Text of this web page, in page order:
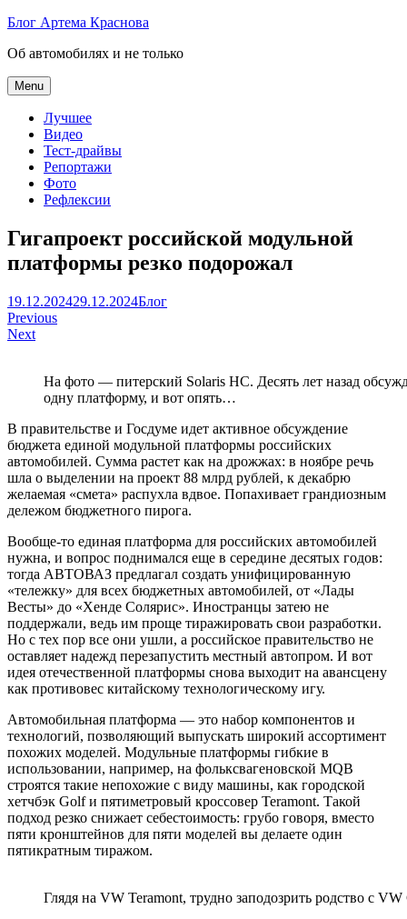
Skip
content
Блог Артема Краснова
Об автомобилях и не только
Menu
Лучшее
Видео
Тест-драйвы
Репортажи
Фото
Рефлексии
Гигапроект российской модульной
платформы резко подорожал
Артем
Краснов
19.12.202429.12.2024Блог
Навигация
по
Previous
Next
На фото — питерский Solaris HC. Десять лет назад
одну платформу, и вот опять…
В правительстве и Госдуме идет активное обсуждение
бюджета единой модульной платформы российских
автомобилей. Сумма растет как на дрожжах: в ноябре речь
шла о выделении на проект 88 млрд рублей, к декабрю
желаемая «смета» распухла вдвое. Попахивает грандиозным
дележом бюджетного пирога.
Вообще-то единая платформа для российских автомобилей
нужна, и вопрос поднимался еще в середине десятых годов:
тогда АВТОВАЗ предлагал создать унифицированную
«тележку» для всех бюджетных автомобилей, от «Лады
Весты» до «Хенде Солярис». Иностранцы затею не
поддержали, ведь им проще тиражировать свои разработки.
Но с тех пор все они ушли, а российское правительство не
оставляет надежд перезапустить местный автопром. И вот
идея отечественной платформы снова выходит на авансцену
как противовес китайскому технологическому игу.
Автомобильная платформа — это набор компонентов и
технологий, позволяющий выпускать широкий ассортимент
похожих моделей. Модульные платформы гибкие в
использовании, например, на фольксвагеновской MQB
строятся такие непохожие с виду машины, как городской
хетчбэк Golf и пятиметровый кроссовер Teramont. Такой
подход резко снижает себестоимость: грубо говоря, вместо
пяти кронштейнов для пяти моделей вы делаете один
пятикратным тиражом.
Глядя на VW Teramont, трудно заподозрить родство с